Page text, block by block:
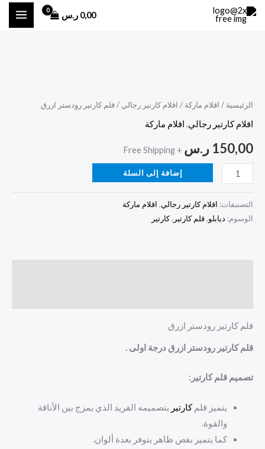
تخطي
0,00 ر.س
الرئيسية / اقلام ماركة / اقلام كارتير رجالي / قلم كارتير رودستر ازرق
اقلام كارتير رجالي, اقلام ماركة
150,00 ر.س + Free Shipping
كارتير
رودستر
إضافة إلى السلة
التصنيفات: اقلام كارتير رجالي, اقلام ماركة
الوسوم: ديابلو,قلم كارتير ,كارتير
قلم كارتير رودستر ازرق
قلم كارتير رودستر ازرق درجة اولى .
تصميم قلم كارتير:
يتميز قلمكارتير بتصميمه الفريد الذي يمزج بين الأناقة
والقوة.
كما يتميز بفص ظاهر يتوفر بعدة ألوان.